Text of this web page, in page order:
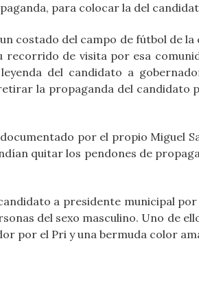
para colocar la del
costado del campo de fútbol de la
recorrido de visita por esa
del candidato a
la propaganda del candidato
por el propio Miguel
quitar los pendones de
a presidente municipal
del sexo masculino. Uno de
por el Pri y una bermuda color